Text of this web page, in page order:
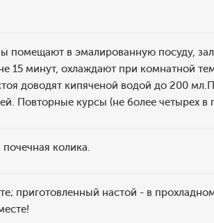
помещают в эмалированную посуду,
15 минут, охлаждают при комнатной
доводят кипяченой водой до 200
Повторные курсы (не более четырех в
колика.
приготовленный настой - в